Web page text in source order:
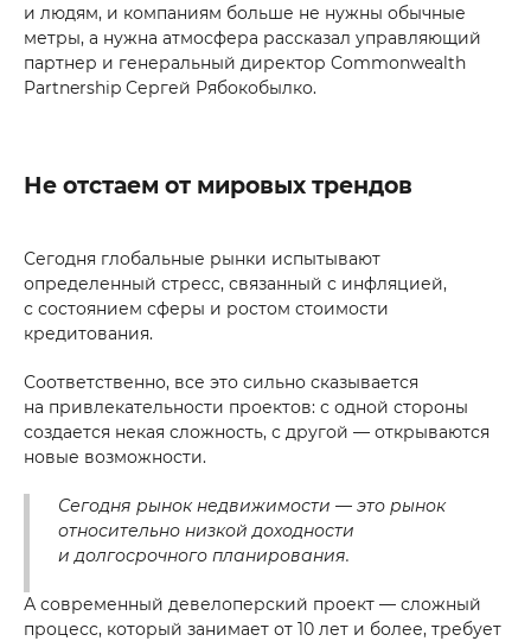
и людям, и компаниям больше не нужны обычные
метры, а нужна атмосфера рассказал управляющий
партнер и генеральный директор Commonwealth
Partnership Сергей Рябокобылко.
Не отстаем от мировых трендов
Сегодня глобальные рынки испытывают
определенный стресс, связанный с инфляцией,
с состоянием сферы и ростом стоимости
кредитования.
Соответственно, все это сильно сказывается
на привлекательности проектов: с одной стороны
создается некая сложность, с другой — открываются
новые возможности.
Сегодня рынок недвижимости — это рынок
относительно низкой доходности
и долгосрочного планирования.
А современный девелоперский проект — сложный
процесс, который занимает от 10 лет и более, требует